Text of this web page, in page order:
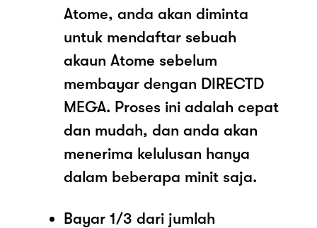
Atome, anda akan diminta
untuk mendaftar sebuah
akaun Atome sebelum
membayar dengan DIRECTD
MEGA. Proses ini adalah cepat
dan mudah, dan anda akan
menerima kelulusan hanya
dalam beberapa minit saja.
Bayar 1/3 dari jumlah